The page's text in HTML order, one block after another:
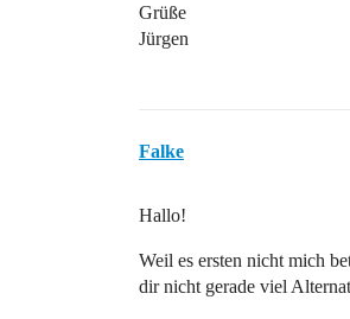
Grüße
Jürgen
Falke
Hallo!
Weil es ersten nicht mich
dir nicht gerade viel